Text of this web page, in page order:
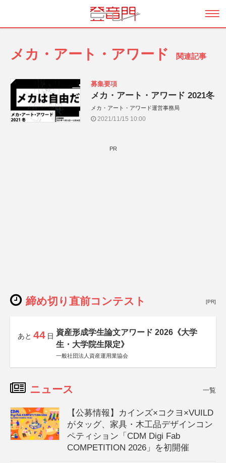
メカ・アート・アワード 関連記事
募集要項
メカ・アート・アワード 2021冬
メカ・アート・アワード運営事務局
2021/11/15 10:00
PR
締め切り直前コンテスト [PR]
あと 44 日 資産形成学生論文アワード 2026《大学
生・大学院生限定》
一般社団法人資産運用業協会
ニュース 一覧
【公募情報】カインズ×コクヨ×VUILD
がタッグ、家具・木工品デザインコン
ペティション「CDM Digi Fab
COMPETITION 2026」を初開催